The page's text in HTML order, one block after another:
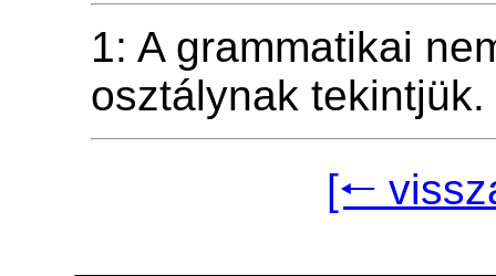
1: A grammatikai
osztálynak tekintjük.
[🠐